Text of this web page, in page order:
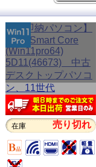
在庫 売り切れ